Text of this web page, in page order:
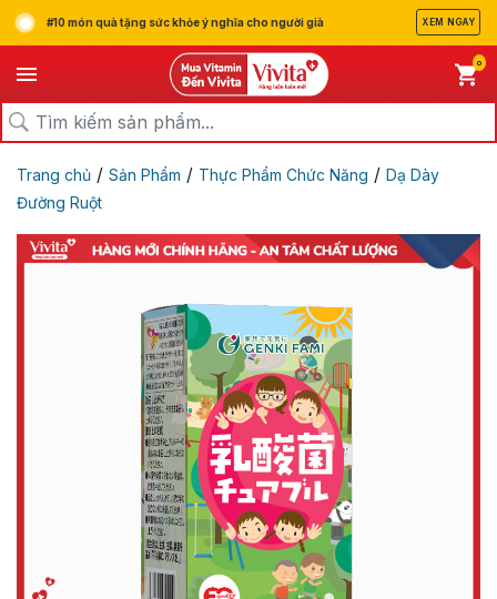
#10 món quà tặng sức khỏe ý nghĩa cho người già XEM NGAY
0
Trang chủ / Sản Phẩm / Thực Phẩm Chức Năng / Dạ Dày
Đường Ruột